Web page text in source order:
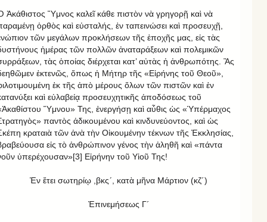
Ἀκάθιστος Ὕμνος καλεῖ κάθε πιστὸν νὰ γρηγορῇ καὶ νὰ
ὀρθὸς καὶ εὐσταλής, ἐν ταπεινώσει καὶ προσευχῇ,
τῶν μεγάλων προκλήσεων τῆς ἐποχῆς μας, εἰς τὰς
ἡμέρας τῶν πολλῶν ἀναταράξεων καὶ πολεμικῶν
τὰς ὁποίας διέρχεται κατ’ αὐτὰς ἡ ἀνθρωπότης. Ἂς
ἐκτενῶς, ὅπως ἡ Μήτηρ τῆς «Εἰρήνης τοῦ Θεοῦ»,
ἐκ τῆς ἀπὸ μέρους ὅλων τῶν πιστῶν καὶ ἐν
καὶ εὐλαβείᾳ προσευχητικῆς ἀποδόσεως τοῦ
Ὕμνου» Της, ἐνεργήσῃ καὶ αὖθις ὡς «Ὑπέρμαχος
παντὸς ἀδικουμένου καὶ κινδυνεύοντος, καὶ ὡς
κραταιὰ τῶν ἀνὰ τὴν Οἰκουμένην τέκνων τῆς Ἐκκλησίας,
εἰς τὸ ἀνθρώπινον γένος τὴν ἀληθῆ καὶ «πάντα
ὑπερέχουσαν»[3] Εἰρήνην τοῦ Υἱοῦ Της!
Ἐν ἔτει σωτηρίῳ ,βκς´, κατὰ μῆνα Μάρτιον (κζ´)
Ἐπινεμήσεως Γ´